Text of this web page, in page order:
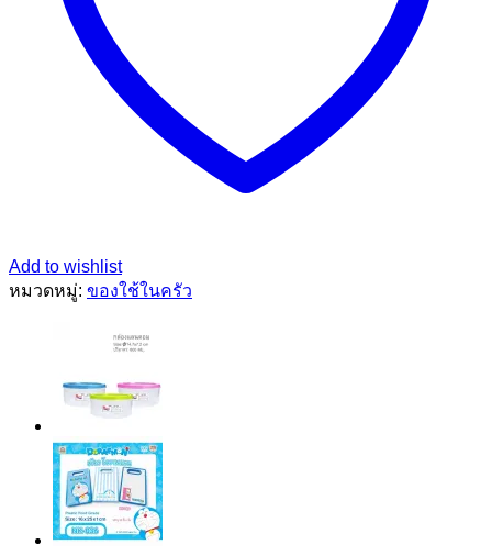
Add to wishlist
หมวดหมู่: ของใช้ในครัว